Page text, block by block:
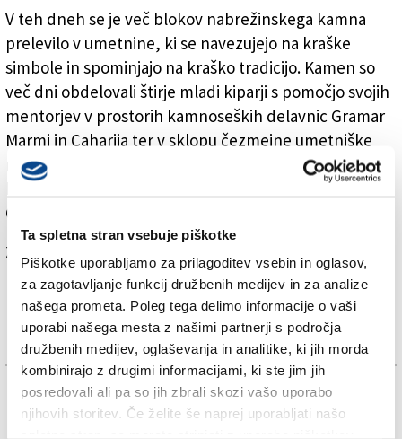
Ta spletna stran vsebuje piškotke
Piškotke uporabljamo za prilagoditev vsebin in oglasov,
za zagotavljanje funkcij družbenih medijev in za analize
našega prometa. Poleg tega delimo informacije o vaši
uporabi našega mesta z našimi partnerji s področja
družbenih medijev, oglaševanja in analitike, ki jih morda
kombinirajo z drugimi informacijami, ki ste jim jih
posredovali ali pa so jih zbrali skozi vašo uporabo
njihovih storitev. Če želite še naprej uporabljati našo
V teh dneh se je več blokov nabrežinskega kamna
prelevilo v umetnine, ki se navezujejo na kraške
simbole in spominjajo na kraško tradicijo. Kamen so
več dni obdelovali štirje mladi kiparji s pomočjo svojih
mentorjev v prostorih kamnoseških delavnic Gramar
Marmi in Caharija ter v sklopu čezmejne umetniške
rezidence Kamen. To prirejajo ob 10. festivalu vetra in
kamna Energija krajev, ki jo organizira društvo Casa
C.A.V.E s podporo Fundacije Pietro Pittini.
Za branje in pisanje komentarjev
TAGS: